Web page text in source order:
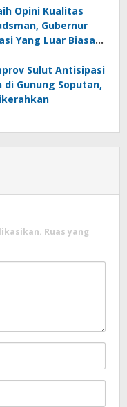
Opini Kualitas
Gubernur
Yang Luar Biasa,
Sulut Antisipasi
Gunung Soputan,
Ruas yang